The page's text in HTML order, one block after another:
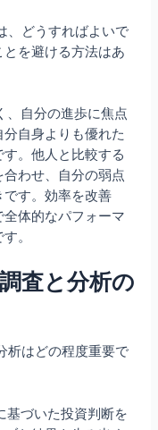
、どうすればよいで
を避ける方法はあ
、自分の進歩に焦点
自身よりも優れた
。他人と比較する
わせ、自分の弱点
です。効率を改善
体的なパフォーマ
。
査と分析の
析はどの程度重要で
基づいた投資判断を